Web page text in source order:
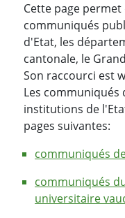
Cette page
communiqués
d'Etat, les
cantonale, le
Son raccourci est
Les communiqués
institutions de
pages suivantes:
communiqués
communiqués
universitaire